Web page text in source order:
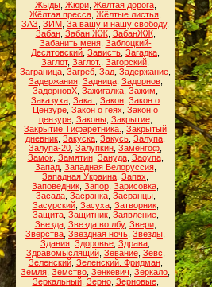
Жыды, Жюри, Жёлтая дорога,
Жёлтая пресса Жёлтые листья
ЗАЗ ЗИМ За вашу и нашу свободу,
Забан, Забан ЖЖ, ЗабанЖЖ,
Забанить меня, Заблоцкий-
Десятовский Зависть Загадка
Заглот, Заглот. Загорский
Заграница Загреб Зад Задержание
Задержания, Задница, Задорнов,
ЗадорновХ Зажигалка Зажим
Заказуха Закат, Закон Закон о
Цензуре Закон о геях Закон о
цензуре, Законы, Закрытие,
Закрытие Тифаретника.
Закрытый
дневник Закуска Закусь Залупа
Залупа-20 Залупкин Заменгоф
Замок, Замятин, Зануда, Заоупа,
Запад, Западная Белоруссия,
Западная Украина Запах
Заповедник Запор Зарисовка
Засада, Засранка, Засранцы,
Засурский, Засуха, Затворник,
Защита, Защитник, Заявление,
Звезда, Звезда во лбу, Звери,
Зверства Звёздная ночь Звёзды
Здания Здоровье Здрава
Здравомыслящий, Зевание, Зевс
Зеленский, Зеленский. Фридман,
Земля Земство Зенкевич Зеркало
Зеркальный, Зерно, Зерновые,